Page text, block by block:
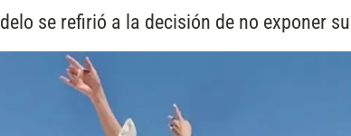
se refirió a la decisión de no exponer